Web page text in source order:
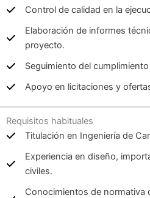
Control de calidad en la
Elaboración de informes
proyecto.
Seguimiento del
Apoyo en licitaciones y
Requisitos habituales
Titulación en Ingeniería de
Experiencia en diseño,
civiles.
Conocimientos de normativa